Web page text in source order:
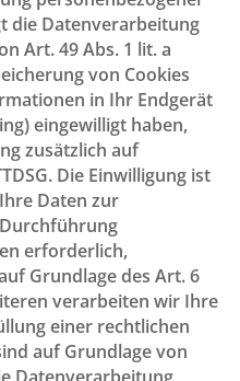
die Datenverarbeitung
Art. 49 Abs. 1 lit. a
von Cookies
in Ihr Endgerät
eingewilligt haben,
zusätzlich auf
Die Einwilligung ist
Daten zur
erforderlich,
Grundlage des Art. 6
verarbeiten wir Ihre
einer rechtlichen
auf Grundlage von